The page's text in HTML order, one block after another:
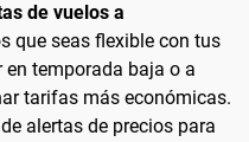
de vuelos a
que seas flexible con tus
temporada baja o a
tarifas más económicas.
alertas de precios para